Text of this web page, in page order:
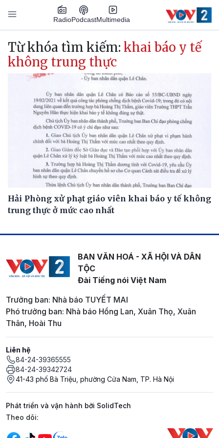
Nhảy đến nội dung
RadioPodcastMultimedia
Main navigation
Từ khóa tìm kiếm: khai báo y tế
không trung thực
Hải Phòng xử phạt giáo viên khai báo y tế không
trung thực ở mức cao nhất
BAN VĂN HOÁ - XÃ HỘI VÀ DÂN
TỘC
Đài Tiếng nói Việt Nam
Trưởng ban: Nhà báo TUYẾT MAI
Phó trưởng ban: Nhà báo Hồng Lan, Xuân Thọ, Xuân
Thân, Hoài Thu
Liên hệ
84-24-39365555
84-24-39342724
41-43 phố Bà Triệu, phường Cửa Nam, TP. Hà Nội
Phát triển và vận hành bởi SolidTech
Mạng xã hội
Theo dõi: